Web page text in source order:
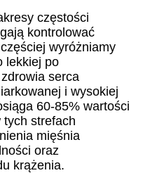
częstości
kontrolować
wyróżniamy
lekkiej po
serca
i wysokiej
60-85% wartości
tych strefach
mięśnia
oraz
krążenia.